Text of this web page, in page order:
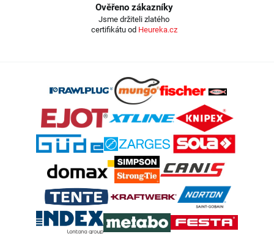
Ověřeno zákazníky
Jsme držiteli zlatého
certifikátu od Heureka.cz